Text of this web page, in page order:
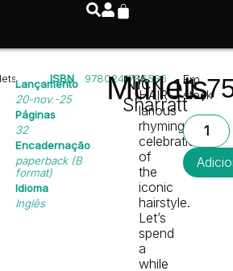
Lançamento
20-nov.-25
Páginas
32
Encadernação
paperback (B
format)
Idioma
Inglês
ISBN 9780241786536
Mullets
Nick
Sharratt
A
HAIR-
larious
rhyming
celebration
of
the
iconic
hairstyle.
Let’s
spend
a
while
Em
stock